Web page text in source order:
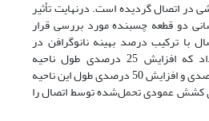
در اتصال گردیده است. درنهایت تأثیر
دو قطعه چسبنده مورد بررسی قرار
با ترکیب درصد بهینه نانوگرافن در
چندلایه و چسب نشان داد که افزایش 25 درصدی طول ناحیه
هم‌پوشانی افزایش 148 درصدی و افزایش 50 درصدی طول این ناحیه
نیروی کشش عمودی تحمل‌شده توسط اتصال را